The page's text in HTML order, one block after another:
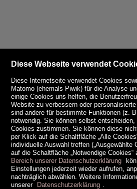
Diese Webseite verwendet
Diese Internetseite verwendet Cookies
Matomo (ehemals Piwik) für die Analyse
einige Cookies uns helfen, die
Website zu verbessern oder personalisierte
sind andere für bestimmte Funktionen (z.
notwendig. Sie können selbst
Cookies zustimmen. Sie können diese
per Klick auf die Schaltfläche „Alle
individuelle Auswahl treffen („Ausgewählte
auf die Schaltfläche „Notwendige Cookies“
Bereich unserer Datenschutzerklärung
Einstellungen jederzeit wieder aufrufen,
nachträglich abwählen. Weitere
unserer Datenschutzerklärung